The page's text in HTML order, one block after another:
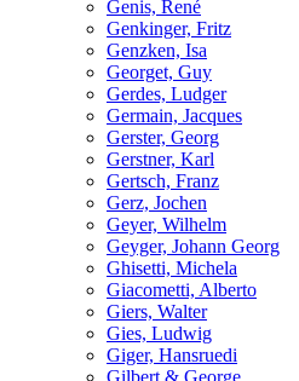
Genis, René
Genkinger, Fritz
Genzken, Isa
Georget, Guy
Gerdes, Ludger
Germain, Jacques
Gerster, Georg
Gerstner, Karl
Gertsch, Franz
Gerz, Jochen
Geyer, Wilhelm
Geyger, Johann Georg
Ghisetti, Michela
Giacometti, Alberto
Giers, Walter
Gies, Ludwig
Giger, Hansruedi
Gilbert & George